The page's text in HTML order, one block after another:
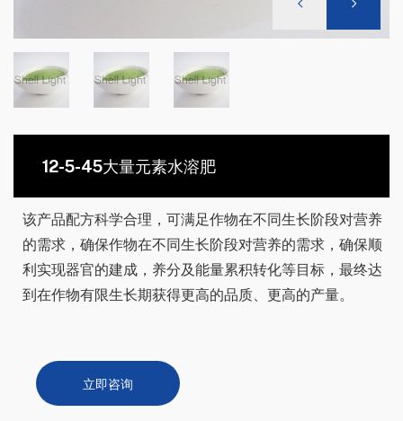
12-5-45大量元素水溶肥
该产品配方科学合理，可满足作物在不同生长阶段对营养
的需求，确保作物在不同生长阶段对营养的需求，确保顺
利实现器官的建成，养分及能量累积转化等目标，最终达
到在作物有限生长期获得更高的品质、更高的产量。
立即咨询